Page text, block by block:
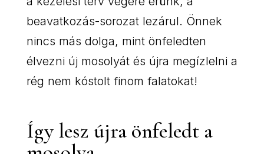
beavatkozás-sorozat lezárul. Önnek
nincs más dolga, mint önfeledten
élvezni új mosolyát és újra megízlelni a
rég nem kóstolt finom falatokat!
Így lesz újra önfeledt a